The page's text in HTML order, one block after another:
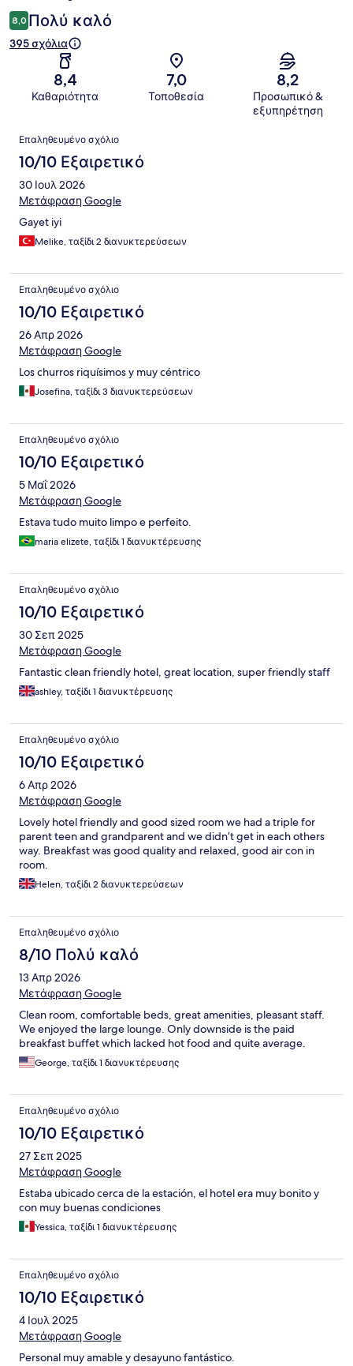
8,0 Πολύ καλό
395 σχόλια
8,4
Καθαριότητα
7,0
Τοποθεσία
8,2
Προσωπικό &
εξυπηρέτηση
Σχόλια
Επαληθευμένο σχόλιο
10/10 Εξαιρετικό
30 Ιουλ 2026
Μετάφραση Google
Gayet iyi
Melike, ταξίδι 2 διανυκτερεύσεων
Επαληθευμένο σχόλιο
10/10 Εξαιρετικό
26 Απρ 2026
Μετάφραση Google
Los churros riquísimos y muy céntrico
Josefina, ταξίδι 3 διανυκτερεύσεων
Επαληθευμένο σχόλιο
10/10 Εξαιρετικό
5 Μαΐ 2026
Μετάφραση Google
Estava tudo muito limpo e perfeito.
maria elizete, ταξίδι 1 διανυκτέρευσης
Επαληθευμένο σχόλιο
10/10 Εξαιρετικό
30 Σεπ 2025
Μετάφραση Google
Fantastic clean friendly hotel, great location, super friendly staff
ashley, ταξίδι 1 διανυκτέρευσης
Επαληθευμένο σχόλιο
10/10 Εξαιρετικό
6 Απρ 2026
Μετάφραση Google
Lovely hotel friendly and good sized room we had a triple for
parent teen and grandparent and we didn’t get in each others
way. Breakfast was good quality and relaxed, good air con in
room.
Helen, ταξίδι 2 διανυκτερεύσεων
Επαληθευμένο σχόλιο
8/10 Πολύ καλό
13 Απρ 2026
Μετάφραση Google
Clean room, comfortable beds, great amenities, pleasant staff.
We enjoyed the large lounge. Only downside is the paid
breakfast buffet which lacked hot food and quite average.
George, ταξίδι 1 διανυκτέρευσης
Επαληθευμένο σχόλιο
10/10 Εξαιρετικό
27 Σεπ 2025
Μετάφραση Google
Estaba ubicado cerca de la estación, el hotel era muy bonito y
con muy buenas condiciones
Yessica, ταξίδι 1 διανυκτέρευσης
Επαληθευμένο σχόλιο
10/10 Εξαιρετικό
4 Ιουλ 2025
Μετάφραση Google
Personal muy amable y desayuno fantástico.